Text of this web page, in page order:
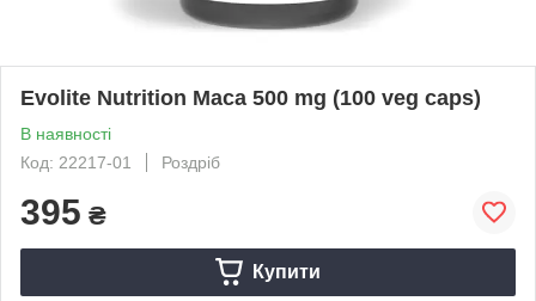
Evolite Nutrition Maca 500 mg (100 veg caps)
В наявності
Код: 22217-01
Роздріб
395 ₴
Купити